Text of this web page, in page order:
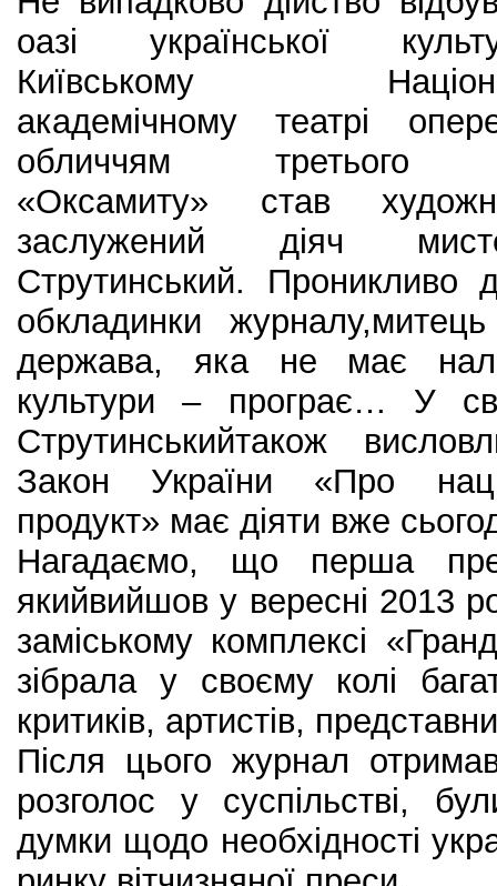
оазі української
Київському
академічному театрі
обличчям третього
«Оксамиту» став
заслужений діяч
Струтинський. Проникливо
обкладинки
держава, яка не має
культури – програє… У
Струтинськийтакож
Закон України «Про
продукт» має діяти вже
Нагадаємо, що перша
якийвийшов у вересні 2013
заміському комплексі
зібрала у своєму колі
критиків, артистів,
Після цього журнал
розголос у суспільстві,
думки щодо необхідності